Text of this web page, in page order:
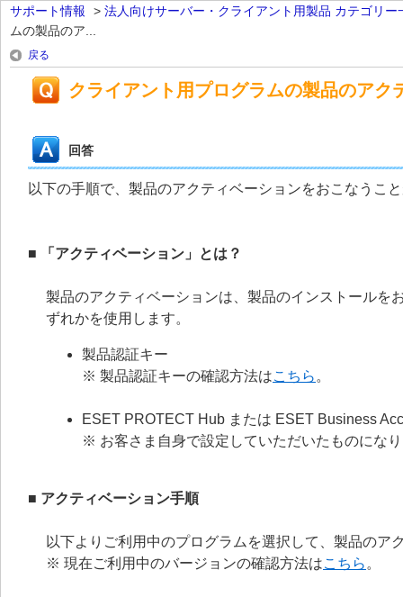
サポート情報 > 法人向けサーバー・クライアント用製品 カテゴリー
ムの製品のア...
戻る
クライアント用プログラムの製品のアク
回答
以下の手順で、製品のアクティベーションをおこなうこ
■ 「アクティベーション」とは？
製品のアクティベーションは、製品のインストールを
ずれかを使用します。
製品認証キー
※ 製品認証キーの確認方法はこちら 。
ESET PROTECT Hub または ESET Business
※ お客さま自身で設定していただいたものにな
■ アクティベーション手順
以下よりご利用中のプログラムを選択して、製品のア
※ 現在ご利用中のバージョンの確認方法はこちら 。